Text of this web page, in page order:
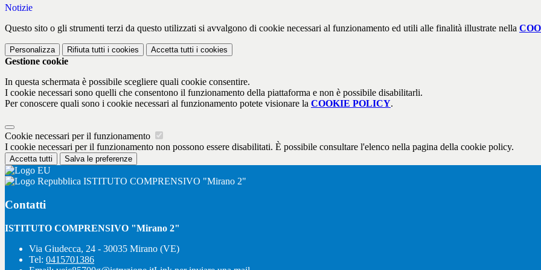
Notizie
Questo sito o gli strumenti terzi da questo utilizzati si avvalgono di cookie necessari al funzionamento ed utili alle finalità illustrate nella
Personalizza Rifiuta tutti i cookies Accetta tutti i cookies
Gestione cookie
In questa schermata è possibile scegliere quali cookie consentire.
I cookie necessari sono quelli che consentono il funzionamento della piattaforma e non è possibile disabilitarli.
Per conoscere quali sono i cookie necessari al funzionamento potete visionare la COOKIE POLICY.
Cookie necessari per il funzionamento
I cookie necessari per il funzionamento non possono essere disabilitati. È possibile consultare l'elenco nella pagina della cookie policy.
Accetta tutti Salva le preferenze
ISTITUTO COMPRENSIVO "Mirano 2"
Contatti
ISTITUTO COMPRENSIVO "Mirano 2"
Via Giudecca, 24 - 30035 Mirano (VE)
Tel: 0415701386